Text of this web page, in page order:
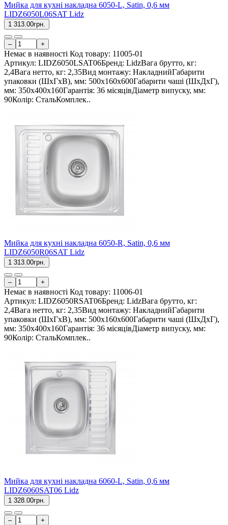
Мийка для кухні накладна 6050-L, Satin, 0,6 мм
LIDZ6050L06SAT Lidz
1 313.00грн.
– +
Немає в наявності Код товару: 11005-01
Артикул: LIDZ6050LSAT06Бренд: LidzВага брутто, кг:
2,4Вага нетто, кг: 2,35Вид монтажу: НакладнийГабарити
упаковки (ШхГхВ), мм: 500х160х600Габарити чаші (ШхДхГ),
мм: 350х400х160Гарантія: 36 місяцівДіаметр випуску, мм:
90Колір: СтальКомплек..
Мийка для кухні накладна 6050-R, Satin, 0,6 мм
LIDZ6050R06SAT Lidz
1 313.00грн.
– +
Немає в наявності Код товару: 11006-01
Артикул: LIDZ6050RSAT06Бренд: LidzВага брутто, кг:
2,4Вага нетто, кг: 2,35Вид монтажу: НакладнийГабарити
упаковки (ШхГхВ), мм: 500х160х600Габарити чаші (ШхДхГ),
мм: 350х400х160Гарантія: 36 місяцівДіаметр випуску, мм:
90Колір: СтальКомплек..
Мийка для кухні накладна 6060-L, Satin, 0,6 мм
LIDZ6060SAT06 Lidz
1 328.00грн.
– +